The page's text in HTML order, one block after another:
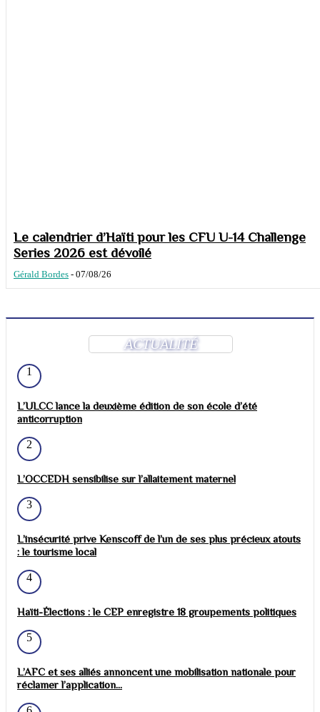
Le calendrier d’Haïti pour les CFU U-14 Challenge
Series 2026 est dévoilé
Gérald Bordes - 07/08/26
ACTUALITÉ
1
L’ULCC lance la deuxième édition de son école d’été
anticorruption
2
L’OCCEDH sensibilise sur l’allaitement maternel
3
L’insécurité prive Kenscoff de l’un de ses plus précieux atouts
: le tourisme local
4
Haïti-Élections : le CEP enregistre 18 groupements politiques
5
L’AFC et ses alliés annoncent une mobilisation nationale pour
réclamer l’application...